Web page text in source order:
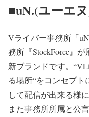
■uN.(ユーエ
Vライバー事務所「
務所『StockForce』
新ブランドです。
る場所“をコンセプ
して配信が出来る様
また事務所所属と公